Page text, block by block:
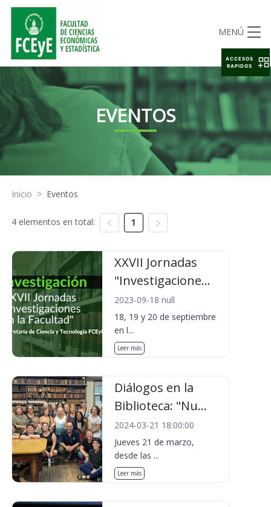
MENÚ
EVENTOS
Inicio > Eventos
4 elementos en total: 1
XXVII Jornadas
"Investigacione...
2023-09-18 null
18, 19 y 20 de septiembre
en l...
Leer más
Diálogos en la
Biblioteca: "Nu...
2024-03-21 18:00:00
Jueves 21 de marzo,
desde las ...
Leer más
ACCESOS
RAPIDOS